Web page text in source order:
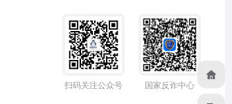
扫码关注公众号 国家反诈中心